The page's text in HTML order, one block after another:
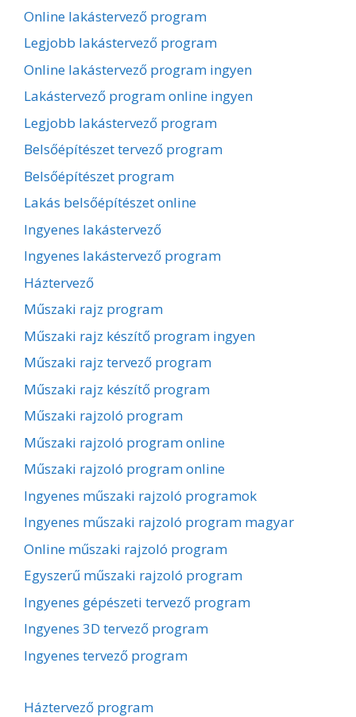
Online lakástervező program
Legjobb lakástervező program
Online lakástervező program ingyen
Lakástervező program online ingyen
Legjobb lakástervező program
Belsőépítészet tervező program
Belsőépítészet program
Lakás belsőépítészet online
Ingyenes lakástervező
Ingyenes lakástervező program
Háztervező
Műszaki rajz program
Műszaki rajz készítő program ingyen
Műszaki rajz tervező program
Műszaki rajz készítő program
Műszaki rajzoló program
Műszaki rajzoló program online
Műszaki rajzoló program online
Ingyenes műszaki rajzoló programok
Ingyenes műszaki rajzoló program magyar
Online műszaki rajzoló program
Egyszerű műszaki rajzoló program
Ingyenes gépészeti tervező program
Ingyenes 3D tervező program
Ingyenes tervező program
Háztervező program